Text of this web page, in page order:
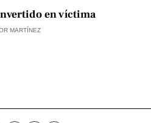
en víctima
MARTÍNEZ